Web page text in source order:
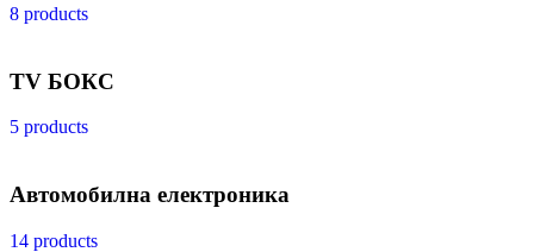
8 products
TV БОКС
5 products
Автомобилна електроника
14 products